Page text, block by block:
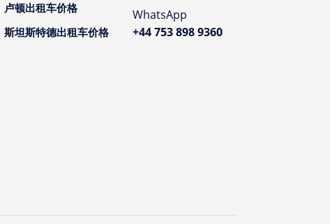
卢顿出租车价格
斯坦斯特德出租车价格
WhatsApp
+44 753 898 9360